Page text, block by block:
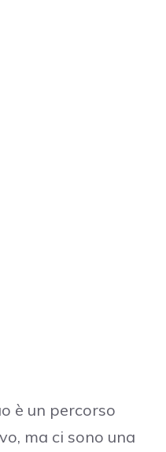
è un percorso
ma ci sono una